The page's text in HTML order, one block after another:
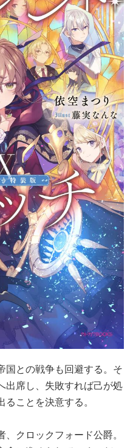
国との戦争も回避する。そ
出席し、失敗すれば己が処
ことを決意する。
クロックフォード公爵。